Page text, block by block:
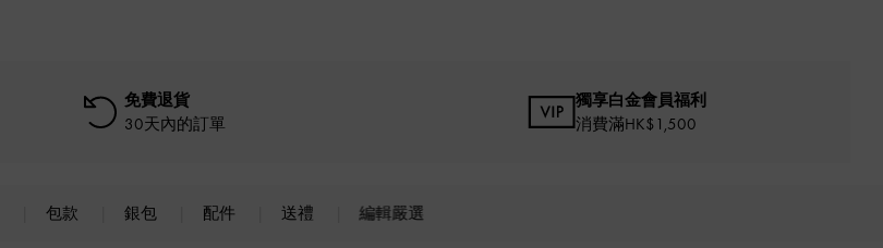
免費退貨
30天內的訂單
獨享白金會員福利
消費滿HK$1,500
包款 銀包 配件 送禮 編輯嚴選